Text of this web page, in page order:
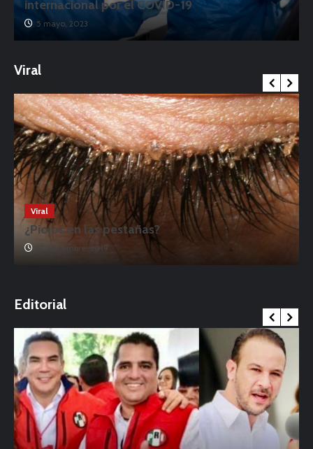
internacional por el COVID-19
5 mayo, 2023
Viral
Viral
¿Piojos en las pestañas?
17 noviembre, 2019
Editorial